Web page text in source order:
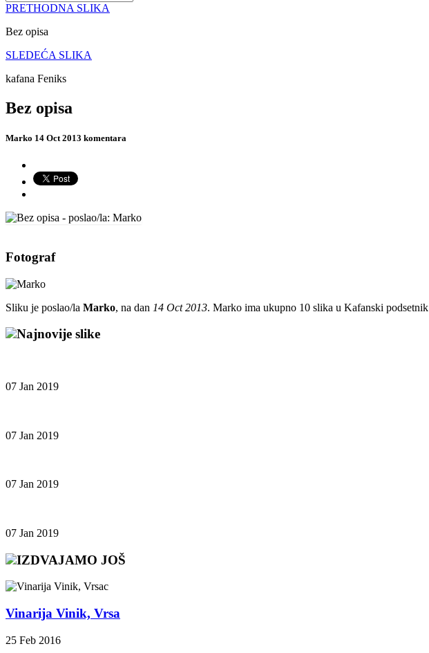
PRETHODNA SLIKA
Bez opisa
SLEDEĆA SLIKA
kafana Feniks
Bez opisa
Marko 14 Oct 2013 komentara
Fotograf
Sliku je poslao/la Marko, na dan 14 Oct 2013. Marko ima ukupno 10 slika u Kafanski podsetnik
Najnovije slike
07 Jan 2019
07 Jan 2019
07 Jan 2019
07 Jan 2019
IZDVAJAMO JOŠ
Vinarija Vinik, Vrsa
25 Feb 2016